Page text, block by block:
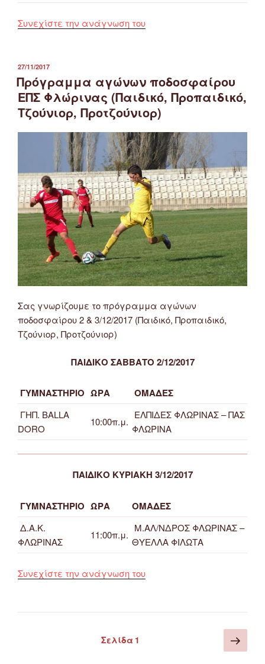
Συνεχίστε την ανάγνωση του“Πρόγραμμα
&
10/12/2017
(Παιδικό,
Προπαιδικό,
Τζούνιορ,
Προτζούνιορ)”
ΔΗΜΟΣΙΕΎΤΗΚΕ
ΣΤΙΣ
27/11/2017
Πρόγραμμα αγώνων ποδοσφαίρου
ΕΠΣ Φλώρινας (Παιδικό, Προπαιδικό,
Τζούνιορ, Προτζούνιορ)
Σας γνωρίζουμε το πρόγραμμα αγώνων
ποδοσφαίρου 2 & 3/12/2017 (Παιδικό, Προπαιδικό,
Τζούνιορ, Προτζούνιορ)
ΠΑΙΔΙΚΟ ΣΑΒΒΑΤΟ 2/12/2017
ΓΥΜΝΑΣΤΗΡΙΟ ΩΡΑ ΟΜΑΔΕΣ
ΓΗΠ. BALLA
DORO
10:00π.μ.
ΕΛΠΙΔΕΣ ΦΛΩΡΙΝΑΣ – ΠΑΣ
ΦΛΩΡΙΝΑ
ΠΑΙΔΙΚΟ ΚΥΡΙΑΚΗ 3/12/2017
ΓΥΜΝΑΣΤΗΡΙΟ ΩΡΑ ΟΜΑΔΕΣ
Δ.Α.Κ.
ΦΛΩΡΙΝΑΣ
11:00π.μ.
Μ.ΑΛ/ΝΔΡΟΣ ΦΛΩΡΙΝΑΣ –
ΘΥΕΛΛΑ ΦΙΛΩΤΑ
Συνεχίστε την ανάγνωση του“Πρόγραμμα
ΕΠΣ
ΣελιδοποίησηΣελίδα 1